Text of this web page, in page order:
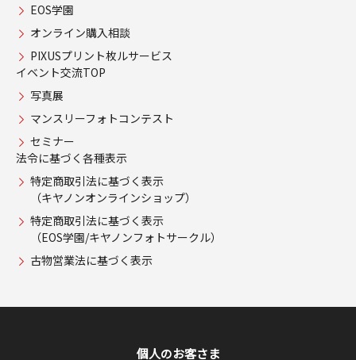
EOS学園
オンライン購入相談
PIXUSプリント枚ルサービス
イベント交流TOP
写真展
マンスリーフォトコンテスト
セミナー
法令に基づく各種表示
特定商取引法に基づく表示
（キヤノンオンラインショップ）
特定商取引法に基づく表示
（EOS学園/キヤノンフォトサークル）
古物営業法に基づく表示
個人のお客さま